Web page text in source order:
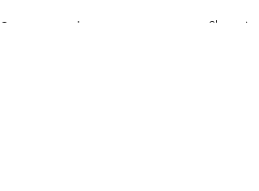
Saistītie ieraksti Skatīt visu